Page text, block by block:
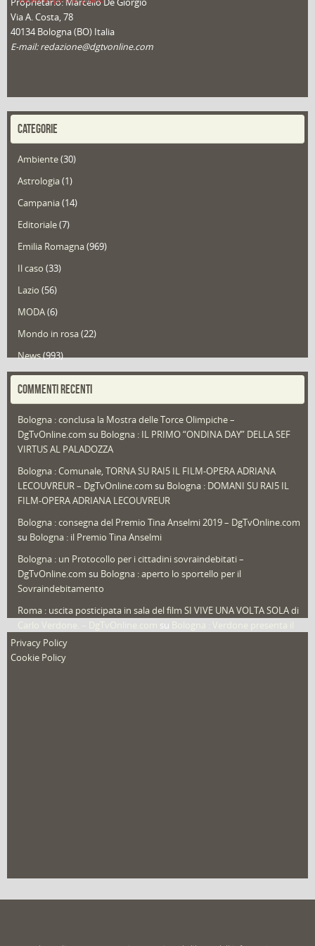
Via A. Costa, 78
40134 Bologna (BO) Italia
E-mail: redazione@dgtvonline.com
CATEGORIE
Ambiente(30)
Astrologia(1)
Campania(14)
Editoriale(7)
Emilia Romagna(969)
Il caso (33)
Lazio (56)
MODA(6)
Mondo in rosa(22)
News(993)
Portfolio(1)
Redazioni(1.050)
Speciali (22)
Sport
That's Bologna Magazine(25)
Video (archivio) (263)
COMMENTI RECENTI
Bologna : conclusa la Mostra delle Torce Olimpiche –
DgTvOnline.com su Bologna : IL PRIMO “ONDINA DAY” DELLA SEF
VIRTUS AL PALADOZZA
Bologna : Comunale, TORNA SU RAI5 IL FILM-OPERA ADRIANA
LECOUVREUR – DgTvOnline.com su Bologna : DOMANI SU RAI5 IL
FILM-OPERA ADRIANA LECOUVREUR
Bologna : consegna del Premio Tina Anselmi 2019 – DgTvOnline.com
su Bologna : il Premio Tina Anselmi
Bologna : un Protocollo per i cittadini sovraindebitati –
DgTvOnline.com su Bologna : aperto lo sportello per il
Sovraindebitamento
Roma : uscita posticipata in sala del film SI VIVE UNA VOLTA SOLA di
su
nuovo film
Privacy Policy
Cookie Policy